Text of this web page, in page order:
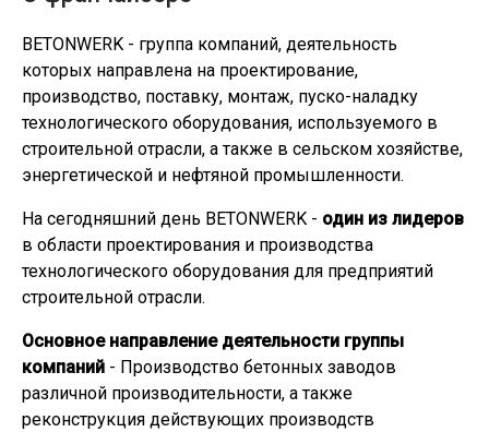
BETONWERK - группа компаний, деятельность
которых направлена на проектирование,
производство, поставку, монтаж, пуско-наладку
технологического оборудования, используемого в
строительной отрасли, а также в сельском хозяйстве,
энергетической и нефтяной промышленности.
На сегодняшний день BETONWERK - один из лидеров
в области проектирования и производства
технологического оборудования для предприятий
строительной отрасли.
Основное направление деятельности группы
компаний - Производство бетонных заводов
различной производительности, а также
реконструкция действующих производств